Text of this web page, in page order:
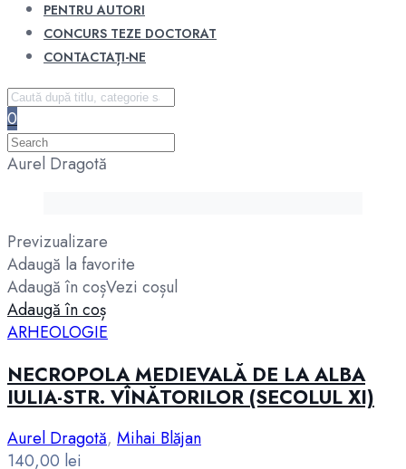
PENTRU AUTORI
CONCURS TEZE DOCTORAT
CONTACTAȚI-NE
0
Aurel Dragotă
Previzualizare
Adaugă la favorite
Adaugă în coșVezi coșul
Adaugă în coș
ARHEOLOGIE
NECROPOLA MEDIEVALĂ DE LA ALBA
IULIA-STR. VÎNĂTORILOR (SECOLUL XI)
Aurel Dragotă, Mihai Blăjan
140,00 lei